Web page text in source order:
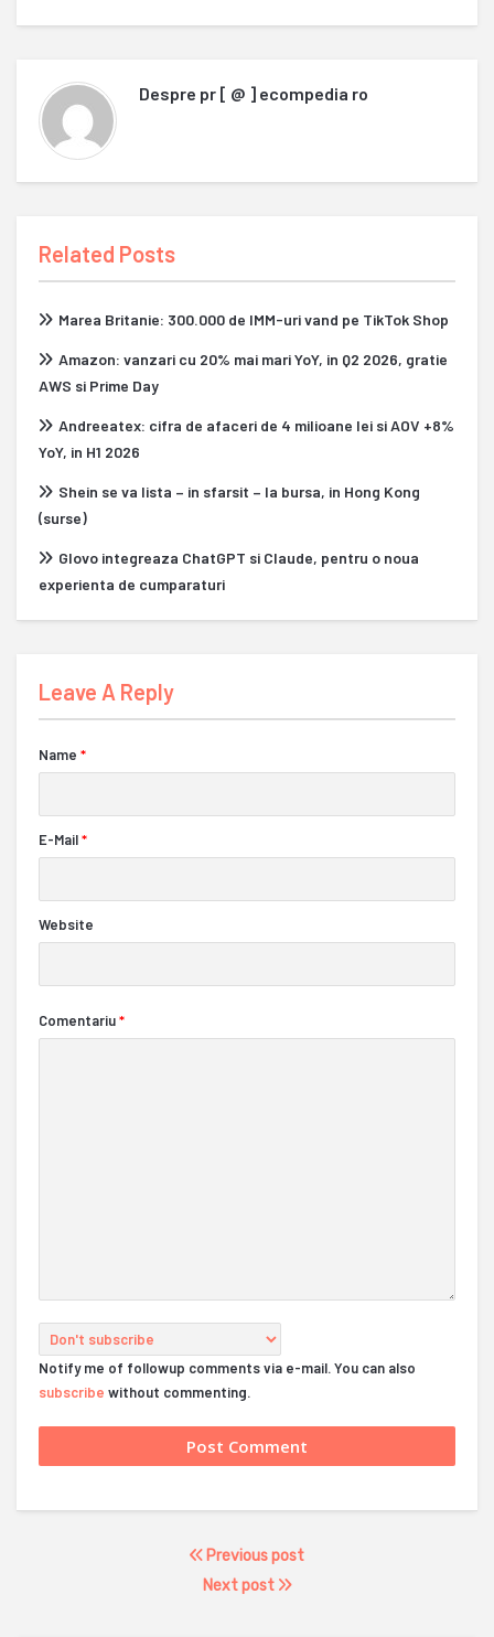
Despre pr [ @ ] ecompedia ro
Related Posts
Marea Britanie: 300.000 de IMM-uri vand pe TikTok Shop
Amazon: vanzari cu 20% mai mari YoY, in Q2 2026, gratie
AWS si Prime Day
Andreeatex: cifra de afaceri de 4 milioane lei si AOV +8%
YoY, in H1 2026
Shein se va lista – in sfarsit – la bursa, in Hong Kong
(surse)
Glovo integreaza ChatGPT si Claude, pentru o noua
experienta de cumparaturi
Leave A Reply
Name *
E-Mail*
Website
Comentariu*
Notify me of followup comments via e-mail. You can also
subscribe without commenting.
Previous post
Next post